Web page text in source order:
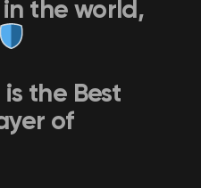
the world,
the Best
of